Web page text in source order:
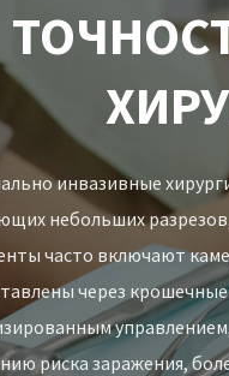
инвазивные
небольших
часто включают
через
риска заражения,